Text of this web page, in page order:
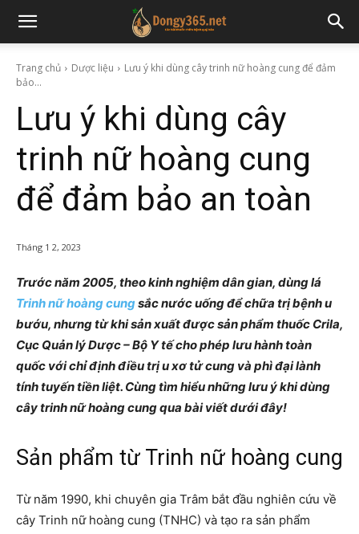
Trang chủ Dược liệu
Lưu ý khi dùng cây trinh nữ hoàng cung để đảm
bảo...
Lưu ý khi dùng cây
trinh nữ hoàng cung
để đảm bảo an toàn
Tháng 1 2, 2023
Trước năm 2005, theo kinh nghiệm dân gian, dùng lá
Trinh nữ hoàng cungsắc nước uống để chữa trị bệnh u
bướu, nhưng từ khi sản xuất được sản phẩm thuốc Crila,
Cục Quản lý Dược – Bộ Y tế cho phép lưu hành toàn
quốc với chỉ định điều trị u xơ tử cung và phì đại lành
tính tuyến tiền liệt. Cùng tìm hiểu những lưu ý khi dùng
cây trinh nữ hoàng cung qua bài viết dưới đây!
Sản phẩm từ Trinh nữ hoàng cung
Từ năm 1990, khi chuyên gia Trâm bắt đầu nghiên cứu về
cây Trinh nữ hoàng cung (TNHC) và tạo ra sản phẩm